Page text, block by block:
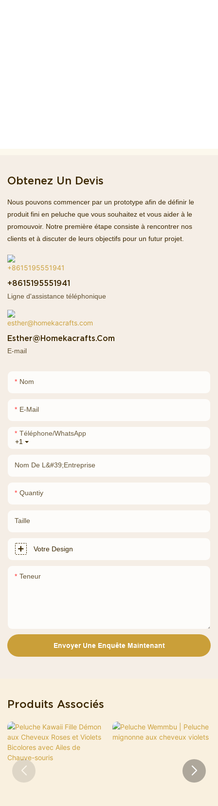
Obtenez Un Devis
Nous pouvons commencer par un prototype afin de définir le
produit fini en peluche que vous souhaitez et vous aider à le
promouvoir. Notre première étape consiste à rencontrer nos
clients et à discuter de leurs objectifs pour un futur projet.
+8615195551941
Ligne d'assistance téléphonique
Esther@homekacrafts.com
E-mail
Nom
E-Mail
+1
Téléphone/WhatsApp
Nom De L&#39;entreprise
Quantiy
Taille
Votre Design
Teneur
Envoyer Une Enquête Maintenant
Produits Associés